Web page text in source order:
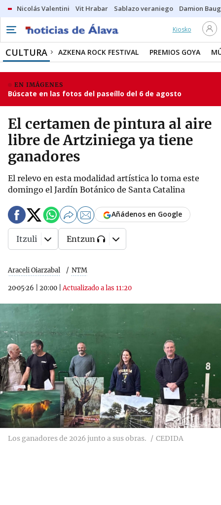
Nicolás Valentini Vit Hrabar Sablazo veraniego Damion
Kiosko
CULTURA AZKENA ROCK FESTIVAL PREMIOS GOYA
EN IMÁGENES
Búscate en las fotos del paseíllo del 6 de agosto
El certamen de pintura al aire
libre de Artziniega ya tiene
ganadores
El relevo en esta modalidad artística lo toma este
domingo el Jardín Botánico de Santa Catalina
Araceli Oiarzabal NTM
20·05·26 20:00 |Actualizado a las 11:20
Añádenos en Google
Itzuli Entzun
Los ganadores de 2026 junto a sus obras. CEDIDA